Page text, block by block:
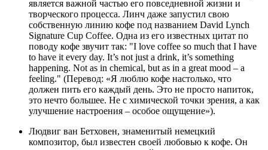
является важной частью его повседневной жизни и
творческого процесса. Линч даже запустил свою
собственную линию кофе под названием David Lynch
Signature Cup Coffee. Одна из его известных цитат по
поводу кофе звучит так: "I love coffee so much that I have
to have it every day. It’s not just a drink, it’s something
happening. Not as in chemical, but as in a great mood – a
feeling." (Перевод: «Я люблю кофе настолько, что
должен пить его каждый день. Это не просто напиток,
это нечто большее. Не с химической точки зрения, а как
улучшение настроения – особое ощущение»).
Людвиг ван Бетховен, знаменитый немецкий
композитор, был известен своей любовью к кофе. Он